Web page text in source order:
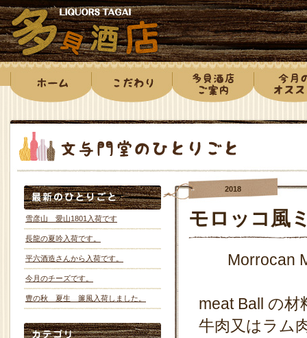
2018
モロッコ風
Morrocan
meat Ball の材
牛肉又はラム
雪彦山 愛山1801入荷です
長龍の夏吟入荷です。
平六酒造さんから入荷です。
今月のチーズです。
豊の秋 夏生 簾風入荷しました。